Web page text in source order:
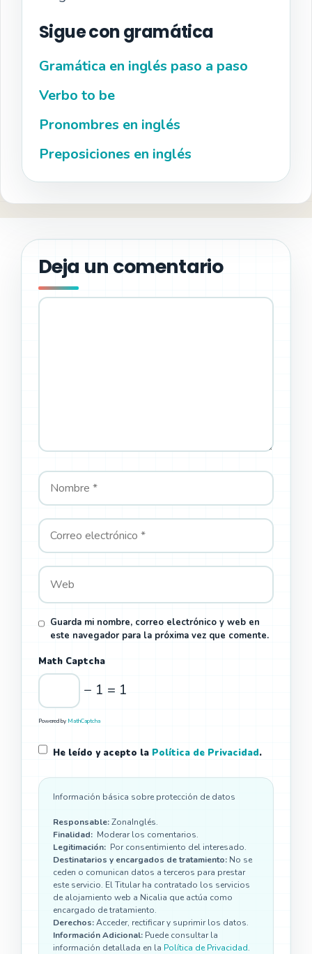
Sigue con gramática
Gramática en inglés paso a paso
Verbo to be
Pronombres en inglés
Preposiciones en inglés
Deja un comentario
Comentario
Nombre
Correo
Web
Guarda mi nombre, correo electrónico y web en
este navegador para la próxima vez que comente.
Math Captcha
− 1 = 1
Powered by MathCaptcha
He leído y acepto la Política de Privacidad.
Información básica sobre protección de datos
Responsable:ZonaInglés.
Finalidad: Moderar los comentarios.
Legitimación: Por consentimiento del interesado.
Destinatarios y encargados de tratamiento: No se
ceden o comunican datos a terceros para prestar
este servicio. El Titular ha contratado los servicios
de alojamiento web a Nicalia que actúa como
encargado de tratamiento.
Derechos:Acceder, rectificar y suprimir los datos.
Información Adicional: Puede consultar la
información detallada en la Política de Privacidad.